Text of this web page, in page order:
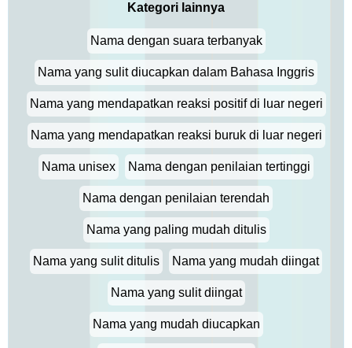
Kategori lainnya
Nama dengan suara terbanyak
Nama yang sulit diucapkan dalam Bahasa Inggris
Nama yang mendapatkan reaksi positif di luar negeri
Nama yang mendapatkan reaksi buruk di luar negeri
Nama unisex Nama dengan penilaian tertinggi
Nama dengan penilaian terendah
Nama yang paling mudah ditulis
Nama yang sulit ditulis Nama yang mudah diingat
Nama yang sulit diingat
Nama yang mudah diucapkan